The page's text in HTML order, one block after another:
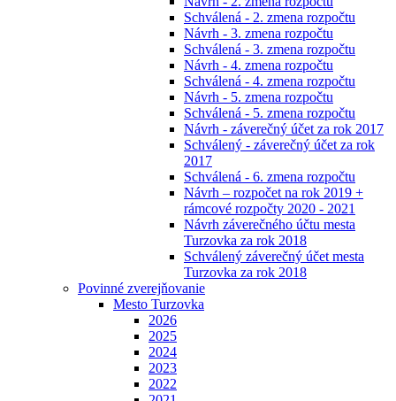
Schválená - 2. zmena rozpočtu
Návrh - 3. zmena rozpočtu
Schválená - 3. zmena rozpočtu
Návrh - 4. zmena rozpočtu
Schválená - 4. zmena rozpočtu
Návrh - 5. zmena rozpočtu
Schválená - 5. zmena rozpočtu
Návrh - záverečný účet za rok 2017
Schválený - záverečný účet za rok
2017
Schválená - 6. zmena rozpočtu
Návrh – rozpočet na rok 2019 +
rámcové rozpočty 2020 - 2021
Návrh záverečného účtu mesta
Turzovka za rok 2018
Schválený záverečný účet mesta
Turzovka za rok 2018
Povinné zverejňovanie
Mesto Turzovka
2026
2025
2024
2023
2022